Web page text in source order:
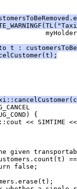
t :
{
<< SIMTIME
given
false;